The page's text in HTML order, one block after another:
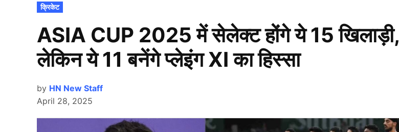
POSTED
IN
क्रिकेट
ASIA CUP 2025 में सेलेक्ट होंगे ये 15 खिलाड़ी,
लेकिन ये 11 बनेंगे प्लेइंग XI का हिस्सा
by HN New Staff
April 28, 2025